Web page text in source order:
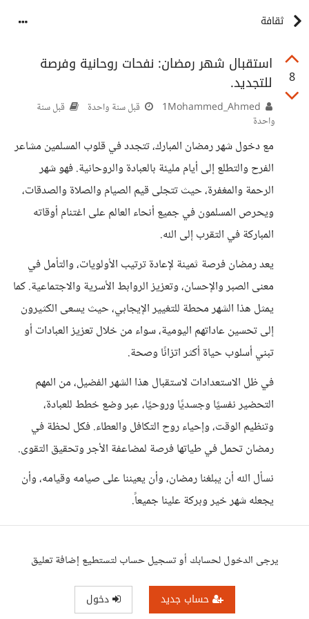
ثقافة
8
استقبال شهر رمضان: نفحات روحانية وفرصة
للتجديد.
قبل سنة واحدة
قبل سنة
واحدة
مع دخول شهر رمضان المبارك، تتجدد في قلوب المسلمين مشاعر
الفرح والتطلع إلى أيام مليئة بالعبادة والروحانية. فهو شهر
الرحمة والمغفرة، حيث تتجلى قيم الصيام والصلاة والصدقات،
ويحرص المسلمون في جميع أنحاء العالم على اغتنام أوقاته
المباركة في التقرب إلى الله.
يعد رمضان فرصة ثمينة لإعادة ترتيب الأولويات، والتأمل في
معنى الصبر والإحسان، وتعزيز الروابط الأسرية والاجتماعية. كما
يمثل هذا الشهر محطة للتغيير الإيجابي، حيث يسعى الكثيرون
إلى تحسين عاداتهم اليومية، سواء من خلال تعزيز العبادات أو
تبني أسلوب حياة أكثر اتزانًا وصحة.
في ظل الاستعدادات لاستقبال هذا الشهر الفضيل، من المهم
التحضير نفسيًا وجسديًا وروحيًا، عبر وضع خطط للعبادة،
وتنظيم الوقت، وإحياء روح التكافل والعطاء. فكل لحظة في
رمضان تحمل في طياتها فرصة لمضاعفة الأجر وتحقيق التقوى.
نسأل الله أن يبلغنا رمضان، وأن يعيننا على صيامه وقيامه، وأن
يجعله شهر خير وبركة علينا جميعاً.
يرجى الدخول لحسابك أو تسجيل حساب لتستطيع إضافة تعليق
حساب جديد دخول